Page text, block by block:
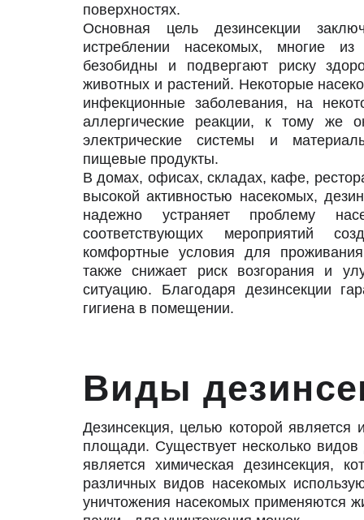
поверхностях.
Основная цель дезинсекции
истреблении насекомых, многие
безобидны и подвергают риску
животных и растений. Некоторые
инфекционные заболевания, на
аллергические реакции, к тому же
электрические системы и
пищевые продукты.
В домах, офисах, складах, кафе,
высокой активностью насекомых,
надежно устраняет проблему
соответствующих мероприятий
комфортные условия для
также снижает риск возгорания и
ситуацию. Благодаря дезинсекции
гигиена в помещении.
Виды
Дезинсекция, целью которой
площади. Существует несколько
является химическая дезинсекция,
различных видов насекомых
уничтожения насекомых применяются